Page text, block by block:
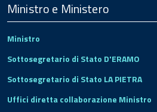
Footer
Ministro e Ministero
Ministro
Sottosegretario di Stato D'ERAMO
Sottosegretario di Stato LA PIETRA
Uffici diretta collaborazione Ministro